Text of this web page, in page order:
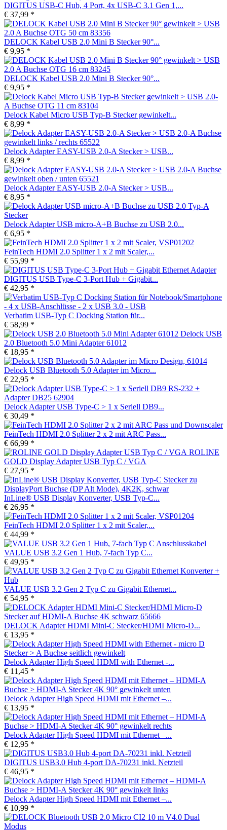
DIGITUS USB-C Hub, 4 Port, 4x USB-C 3.1 Gen 1,...
€ 37,99 *
DELOCK Kabel USB 2.0 Mini B Stecker 90°...
€ 9,95 *
DELOCK Kabel USB 2.0 Mini B Stecker 90°...
€ 9,95 *
Delock Kabel Micro USB Typ-B Stecker gewinkelt...
€ 8,99 *
Delock Adapter EASY-USB 2.0-A Stecker > USB...
€ 8,99 *
Delock Adapter EASY-USB 2.0-A Stecker > USB...
€ 8,95 *
Delock Adapter USB micro-A+B Buchse zu USB 2.0...
€ 6,95 *
FeinTech HDMI 2.0 Splitter 1 x 2 mit Scaler,...
€ 55,99 *
DIGITUS USB Type-C 3-Port Hub + Gigabit...
€ 42,95 *
Verbatim USB-Typ C Docking Station für...
€ 58,99 *
Delock USB
2.0 Bluetooth 5.0 Mini Adapter 61012
€ 18,95 *
Delock USB Bluetooth 5.0 Adapter im Micro...
€ 22,95 *
Delock Adapter USB Type-C > 1 x Seriell DB9...
€ 30,49 *
FeinTech HDMI 2.0 Splitter 2 x 2 mit ARC Pass...
€ 66,99 *
ROLINE
GOLD Display Adapter USB Typ C / VGA
€ 27,95 *
InLine® USB Display Konverter, USB Typ-C...
€ 26,95 *
FeinTech HDMI 2.0 Splitter 1 x 2 mit Scaler,...
€ 44,99 *
VALUE USB 3.2 Gen 1 Hub, 7-fach Typ C...
€ 49,95 *
VALUE USB 3.2 Gen 2 Typ C zu Gigabit Ethernet...
€ 54,95 *
DELOCK Adapter HDMI Mini-C Stecker/HDMI Micro-D...
€ 13,95 *
Delock Adapter High Speed HDMI with Ethernet -...
€ 11,45 *
Delock Adapter High Speed HDMI mit Ethernet –...
€ 13,95 *
Delock Adapter High Speed HDMI mit Ethernet –...
€ 12,95 *
DIGITUS USB3.0 Hub 4-port DA-70231 inkl. Netzteil
€ 46,95 *
Delock Adapter High Speed HDMI mit Ethernet –...
€ 10,99 *